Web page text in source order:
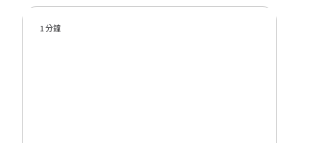
1 分鐘